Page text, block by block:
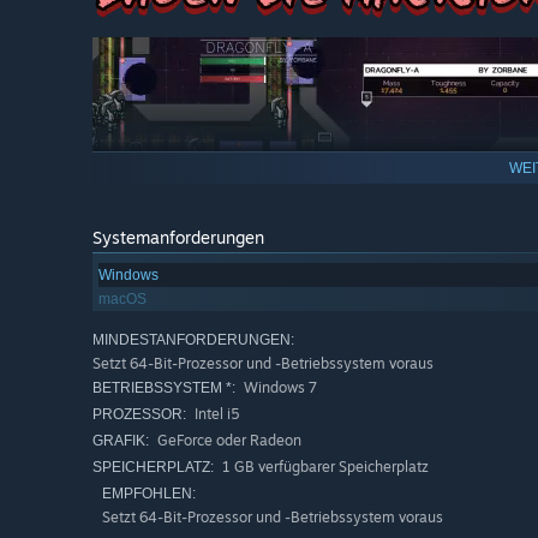
Mit deiner Crew, die auf Befehle wartet, ist es an der
deiner kühnsten Träume oder erschaffe legendäre
Systemanforderungen
Windows
macOS
MINDESTANFORDERUNGEN:
Setzt 64-Bit-Prozessor und -Betriebssystem voraus
BETRIEBSSYSTEM *: Windows 7
PROZESSOR: Intel i5
GRAFIK: GeForce oder Radeon
SPEICHERPLATZ: 1 GB verfügbarer Speicherplatz
EMPFOHLEN:
Setzt 64-Bit-Prozessor und -Betriebssystem voraus